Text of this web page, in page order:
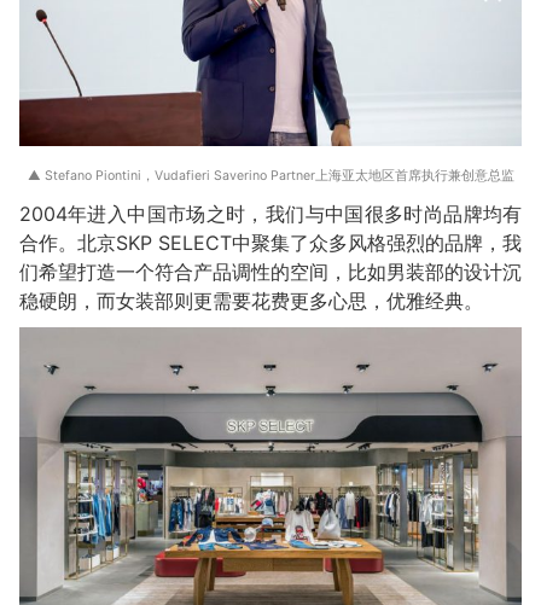
▲ Stefano Piontini，Vudafieri Saverino Partner上海亚太地区首席执行兼创意总监
2004年进入中国市场之时，我们与中国很多时尚品牌均有
合作。北京SKP SELECT中聚集了众多风格强烈的品牌，我
们希望打造一个符合产品调性的空间，比如男装部的设计沉
稳硬朗，而女装部则更需要花费更多心思，优雅经典。